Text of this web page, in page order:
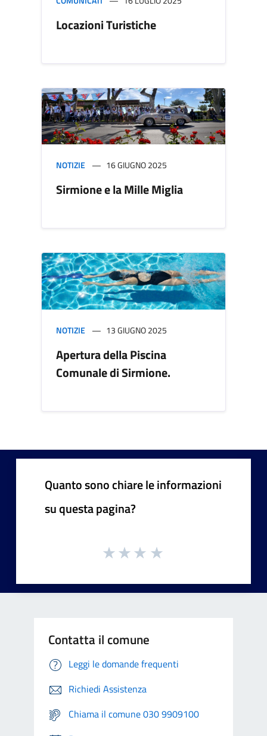
Locazioni Turistiche
NOTIZIE 16 GIUGNO 2025
Sirmione e la Mille Miglia
NOTIZIE 13 GIUGNO 2025
Apertura della Piscina
Comunale di Sirmione.
Quanto sono chiare le informazioni
su questa pagina?
Contatta il comune
Leggi le domande frequenti
Richiedi Assistenza
Chiama il comune 030 9909100